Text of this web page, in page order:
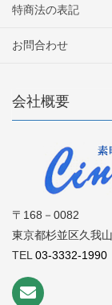
特商法の表記
お問合わせ
会社概要
〒168－0082
東京都杉並区久我
TEL 03-3332-1990